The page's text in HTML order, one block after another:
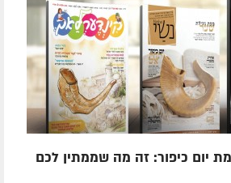
יום כיפור: זה מה שממתין לכם